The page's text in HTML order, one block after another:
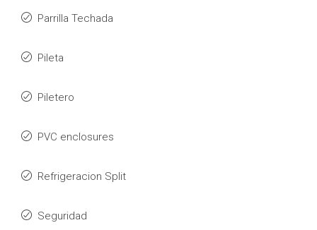
Parrilla Techada
Pileta
Piletero
PVC enclosures
Refrigeracion Split
Seguridad